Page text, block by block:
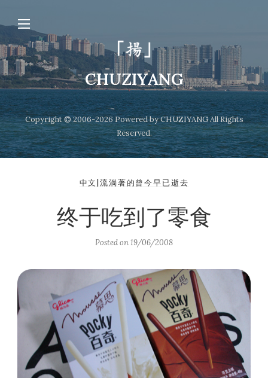
CHUZIYANG
Copyright © 2006-2026 Powered by CHUZIYANG All Rights
Reserved.
中文|流淌著的曾今早已逝去
终于吃到了零食
Posted on 19/06/2008